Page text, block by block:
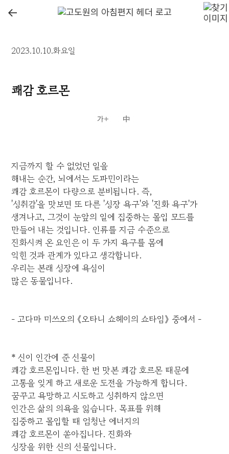
←
2023.10.10.화요일
쾌감 호르몬
지금까지 할 수 없었던 일을
해내는 순간, 뇌에서는 도파민이라는
쾌감 호르몬이 다량으로 분비됩니다. 즉,
'성취감'을 맛보면 또 다른 '성장 욕구'와 '진화 욕구'가
생겨나고, 그것이 눈앞의 일에 집중하는 몰입 모드를
만들어 내는 것입니다. 인류를 지금 수준으로
진화시켜 온 요인은 이 두 가지 욕구를 몸에
익힌 것과 관계가 있다고 생각합니다.
우리는 본래 성장에 욕심이
많은 동물입니다.
- 고다마 미쓰오의 《오타니 쇼헤이의 쇼타임》 중에서 -
* 신이 인간에 준 선물이
쾌감 호르몬입니다. 한 번 맛본 쾌감 호르몬 때문에
고통을 잊게 하고 새로운 도전을 가능하게 합니다.
꿈꾸고 욕망하고 시도하고 성취하지 않으면
인간은 삶의 의욕을 잃습니다. 목표를 위해
집중하고 몰입할 때 엄청난 에너지의
쾌감 호르몬이 쏟아집니다. 진화와
성장을 위한 신의 선물입니다.